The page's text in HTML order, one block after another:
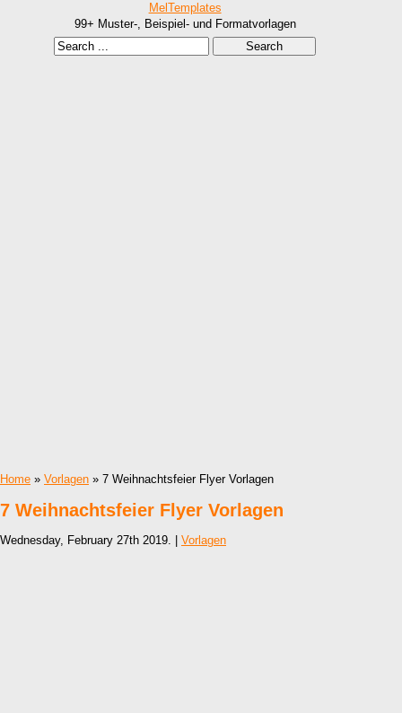
MelTemplates
99+ Muster-, Beispiel- und Formatvorlagen
Home » Vorlagen » 7 Weihnachtsfeier Flyer Vorlagen
7 Weihnachtsfeier Flyer Vorlagen
Wednesday, February 27th 2019. | Vorlagen